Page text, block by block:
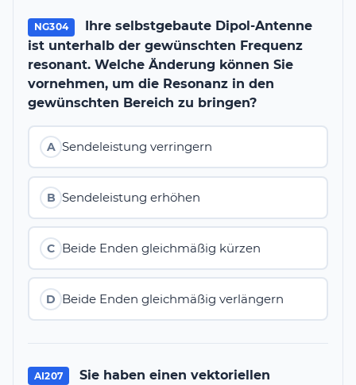
NG304
Ihre selbstgebaute Dipol-Antenne
ist unterhalb der gewünschten Frequenz
resonant. Welche Änderung können Sie
vornehmen, um die Resonanz in den
gewünschten Bereich zu bringen?
A Sendeleistung verringern
B Sendeleistung erhöhen
C Beide Enden gleichmäßig kürzen
D Beide Enden gleichmäßig verlängern
AI207
Sie haben einen vektoriellen